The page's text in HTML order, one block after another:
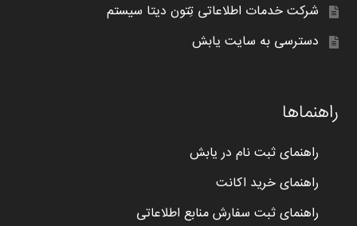
شرکت خدمات اطلاعاتی تِتون دیتا سیستم
دسترسی به سایت یابش
راهنماها
راهنمای ثبت نام در یابش
راهنمای خرید اکانت
راهنمای ثبت سفارش منابع اطلاعاتی